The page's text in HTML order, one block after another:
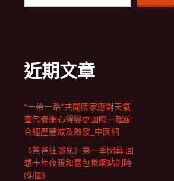
近期文章
“一帶一路”共開國家應對天氣
查包養網心得變更國際一起配
合經歷鑒戒及啟發_中國網
《爸爸往哪兒》第一季閉幕 回
想十年夜暖和喜包養網站剎時
(組圖)